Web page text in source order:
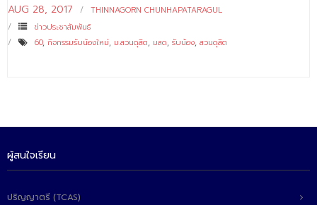
- - อาชีวอนามัยและความปลอดภัย
- - อนามัยสิ่งแวดล้อมและสาธารณภัย
- ศึกษาศาสตรบัณฑิต
- - วิทยาศาสตร์ทั่วไป
AUG 28, 2017
THINNAGORN CHUNHAPATARAGUL
ข่าวประชาสัมพันธ์
60, กิจกรรมรับน้องใหม่, ม.สวนดุสิต, มสด, รับน้อง, สวนดุสิต
ผู้สนใจเรียน
ปริญญาตรี (TCAS)